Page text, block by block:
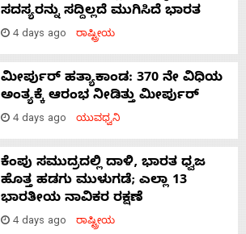
ಸದಸ್ಯರನ್ನು ಸದ್ದಿಲ್ಲದೆ ಮುಗಿಸಿದೆ ಭಾರತ
4 days ago ರಾಷ್ಟ್ರೀಯ
ಮೀರ್ಪುರ್ ಹತ್ಯಾಕಾಂಡ: 370 ನೇ ವಿಧಿಯ
ಅಂತ್ಯಕ್ಕೆ ಆರಂಭ ನೀಡಿತ್ತು ಮೀರ್ಪುರ್
4 days ago ಯುವಧ್ವನಿ
ಕೆಂಪು ಸಮುದ್ರದಲ್ಲಿ ದಾಳಿ, ಭಾರತ ಧ್ವಜ
ಹೊತ್ತ ಹಡಗು ಮುಳುಗಡೆ; ಎಲ್ಲಾ 13
ಭಾರತೀಯ ನಾವಿಕರ ರಕ್ಷಣೆ
4 days ago ರಾಷ್ಟ್ರೀಯ